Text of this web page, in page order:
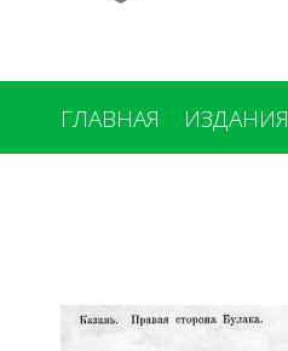
ГЛАВНАЯ ИЗДАНИЯ